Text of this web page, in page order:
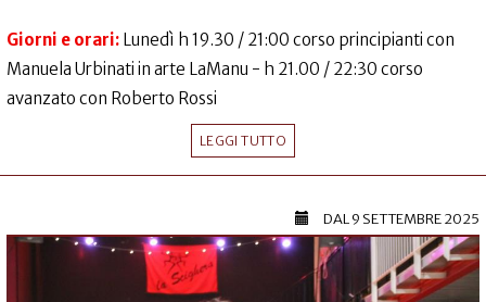
Giorni e orari: Lunedì h 19.30 / 21:00 corso principianti con
Manuela Urbinati in arte LaManu - h 21.00 / 22:30 corso
avanzato con Roberto Rossi
LEGGI TUTTO
DAL9 SETTEMBRE 2025